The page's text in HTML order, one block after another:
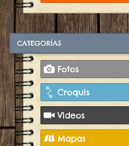
CATEGORÍAS
Fotos
Croquis
Videos
Mapas